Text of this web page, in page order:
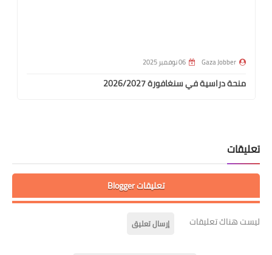
Gaza Jobber 06 نوفمبر 2025
منحة دراسية في سنغافورة 2026/2027
تعليقات
تعليقات Blogger
ليست هناك تعليقات إرسال تعليق